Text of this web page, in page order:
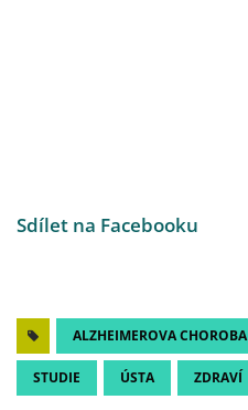
Sdílet na Facebooku
ALZHEIMEROVA CHOROBA
STUDIE ÚSTA ZDRAVÍ